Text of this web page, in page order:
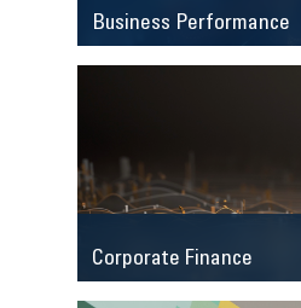
Business Performance
Corporate Finance